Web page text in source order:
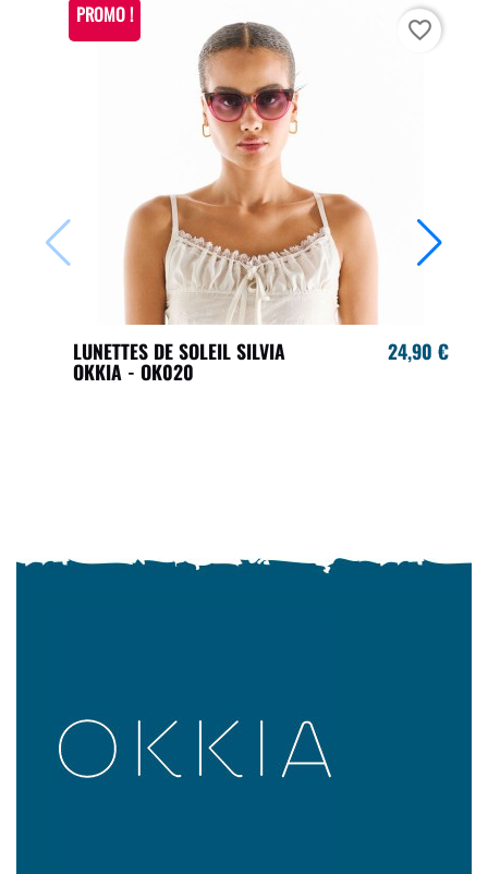
LUNETTES DE SOLEIL SILVIA
OKKIA - OK020
24,90 €
PROMO !
favorite_border